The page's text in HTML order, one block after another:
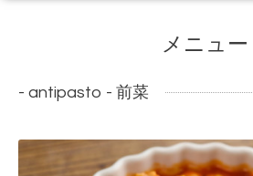
メニュー
- antipasto - 前菜